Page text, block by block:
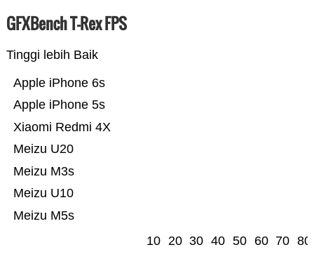
GFXBench T-Rex FPS
Tinggi lebih Baik
Meizu M5s
Meizu U10
Meizu M3s
Meizu U20
Xiaomi Redmi 4X
Apple iPhone 5s
Apple iPhone 6s
10 20 30 40 50 60 70 80